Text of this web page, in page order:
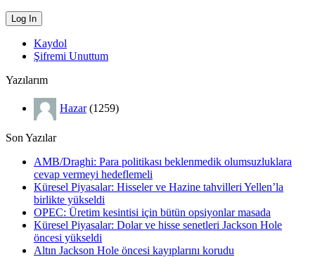
Kaydol
Şifremi Unuttum
Yazılarım
Hazar(1259)
Son Yazılar
AMB/Draghi: Para politikası beklenmedik olumsuzluklara
cevap vermeyi hedeflemeli
Küresel Piyasalar: Hisseler ve Hazine tahvilleri Yellen’la
birlikte yükseldi
OPEC: Üretim kesintisi için bütün opsiyonlar masada
Küresel Piyasalar: Dolar ve hisse senetleri Jackson Hole
öncesi yükseldi
Altın Jackson Hole öncesi kayıplarını korudu